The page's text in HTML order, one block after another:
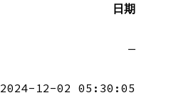
日期
—
2024-12-02 05:30:05